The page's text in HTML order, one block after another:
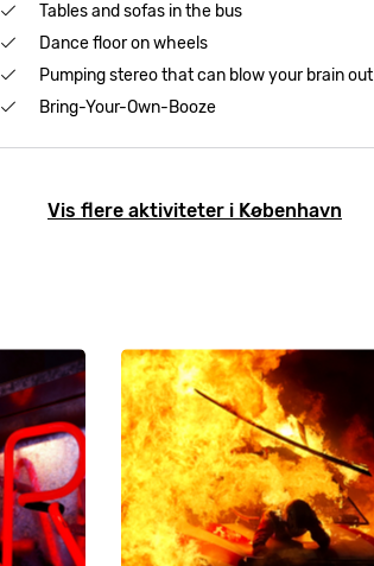
Tables and sofas in the bus
Dance floor on wheels
Pumping stereo that can blow your brain out
Bring-Your-Own-Booze
Vis flere aktiviteter i København